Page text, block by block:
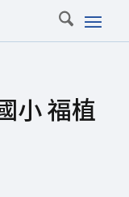
小 福植